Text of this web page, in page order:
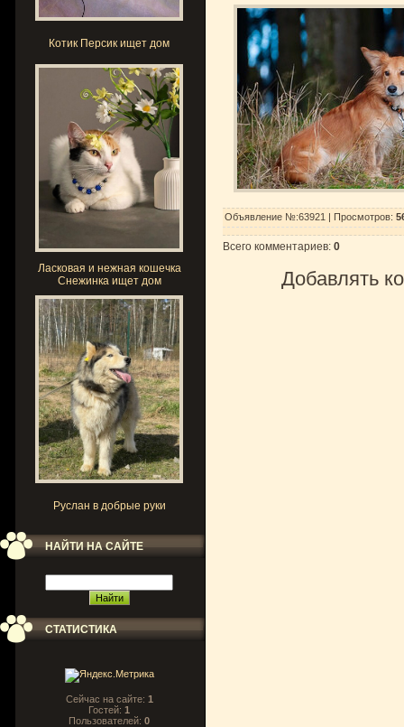
Котик Персик ищет дом
Ласковая и нежная кошечка
Снежинка ищет дом
Руслан в добрые руки
НАЙТИ НА САЙТЕ
СТАТИСТИКА
Сейчас на сайте: 1
Гостей: 1
Пользователей: 0
Объявление №:63921 | Просмотров:
Всего комментариев: 0
Добавлять